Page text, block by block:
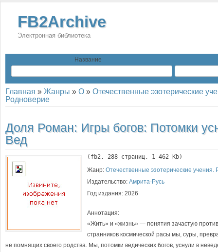
FB2Archive
Электронная библиотека
Название
Главная » Жанры » О » Отечественные эзотерические
Родноверие
Доля Роман: Игры богов: Потомки
Вед
( fb2, 288 страниц, 1 462 Kb)
Жанр: Отечественные эзотерические учения.
Издательство: Амрита-Русь
Год издания: 2026
Аннотация:
«Жить» и «жизнь» — понятия зачастую
странников космической расы мы, суры,
не помнящих своего родства. Мы, потомки ведических богов, уснули в